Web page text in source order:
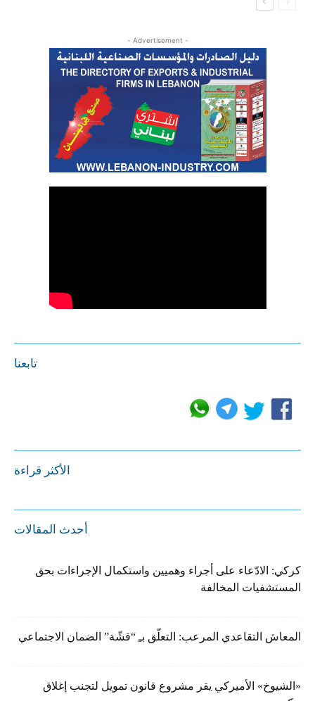
- Advertisement -
تابعنا
الأكثر قراءة
أحدث المقالات
كركي: الادّعاء على أجراء وهميين واستكمال الإجراءات بحق
المستشفيات المخالفة
المعاش التقاعدي المرعب: التعلّق بـِ “قشّة” الضمان الاجتماعي
«الشيوخ» الأميركي يقر مشروع قانون تمويل لتجنب إغلاق